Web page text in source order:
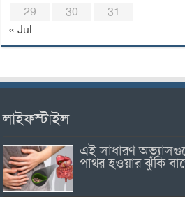
29
30
31
« Jul
লাইফস্টাইল
এই সাধারণ
পাথর হওয়ার ঝুঁকি